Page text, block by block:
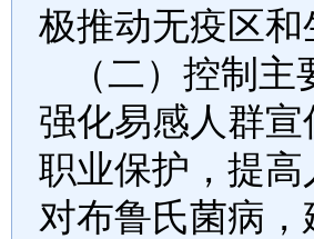
极推动无疫区
（二）控制
强化易感人群
职业保护，提
对布鲁氏菌病